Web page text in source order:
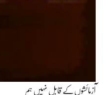
آزمائشوں‌کے قابل نہیں ہم